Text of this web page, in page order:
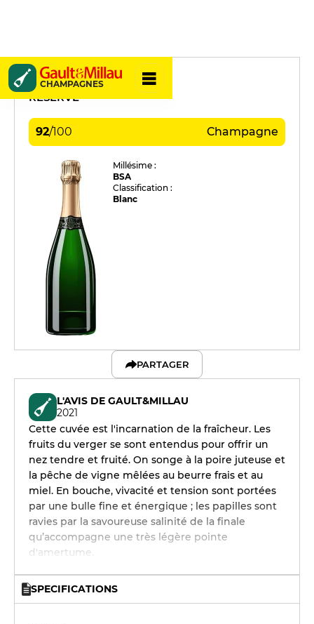
CHAMPAGNES
Durdon-Bouval
RÉSERVE
92/100 Champagne
Millésime :
BSA
Classification :
Blanc
PARTAGER
L'AVIS DE GAULT&MILLAU
2021
Cette cuvée est l'incarnation de la fraîcheur. Les
fruits du verger se sont entendus pour offrir un
nez tendre et fruité. On songe à la poire juteuse et
la pêche de vigne mêlées au beurre frais et au
miel. En bouche, vivacité et tension sont portées
par une bulle fine et énergique ; les papilles sont
ravies par la savoureuse salinité de la finale
qu’accompagne une très légère pointe
d'amertume.
SPECIFICATIONS